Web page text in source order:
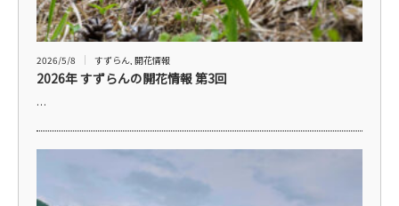
2026/5/8 すずらん, 開花情報
2026年 すずらんの開花情報 第3回
…